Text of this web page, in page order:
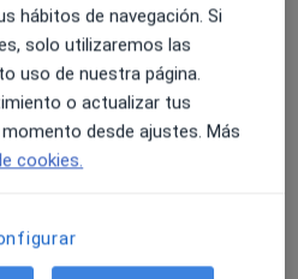
Madrid •Mapa
Vilariño
España
hábitos de navegación. Si
solo utilizaremos las
uso de nuestra página.
o actualizar tus
desde ajustes. Más
cookies.